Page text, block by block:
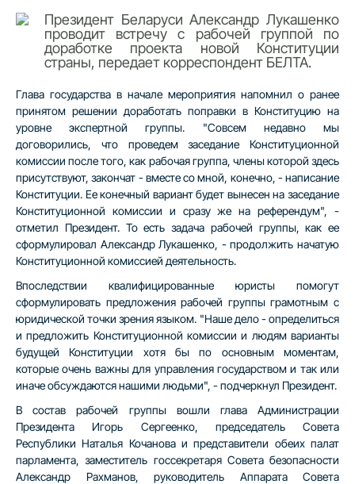
Президент Беларуси Александр Лукашенко
проводит встречу с рабочей группой по
доработке проекта новой Конституции
страны, передает корреспондент БЕЛТА.
Глава государства в начале мероприятия напомнил о ранее
принятом решении доработать поправки в Конституцию на
уровне экспертной группы. "Совсем недавно мы
договорились, что проведем заседание Конституционной
комиссии после того, как рабочая группа, члены которой здесь
присутствуют, закончат - вместе со мной, конечно, - написание
Конституции. Ее конечный вариант будет вынесен на заседание
Конституционной комиссии и сразу же на референдум", -
отметил Президент. То есть задача рабочей группы, как ее
сформулировал Александр Лукашенко, - продолжить начатую
Конституционной комиссией деятельность.
Впоследствии квалифицированные юристы помогут
сформулировать предложения рабочей группы грамотным с
юридической точки зрения языком. "Наше дело - определиться
и предложить Конституционной комиссии и людям варианты
будущей Конституции хотя бы по основным моментам,
которые очень важны для управления государством и так или
иначе обсуждаются нашими людьми", - подчеркнул Президент.
В состав рабочей группы вошли глава Администрации
Президента Игорь Сергеенко, председатель Совета
Республики Наталья Кочанова и представители обеих палат
парламента, заместитель госсекретаря Совета безопасности
Александр Рахманов, руководитель Аппарата Совета